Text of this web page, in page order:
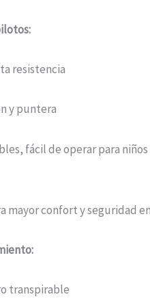
resistencia
y puntera
fácil de operar para niños
mayor confort y seguridad
transpirable